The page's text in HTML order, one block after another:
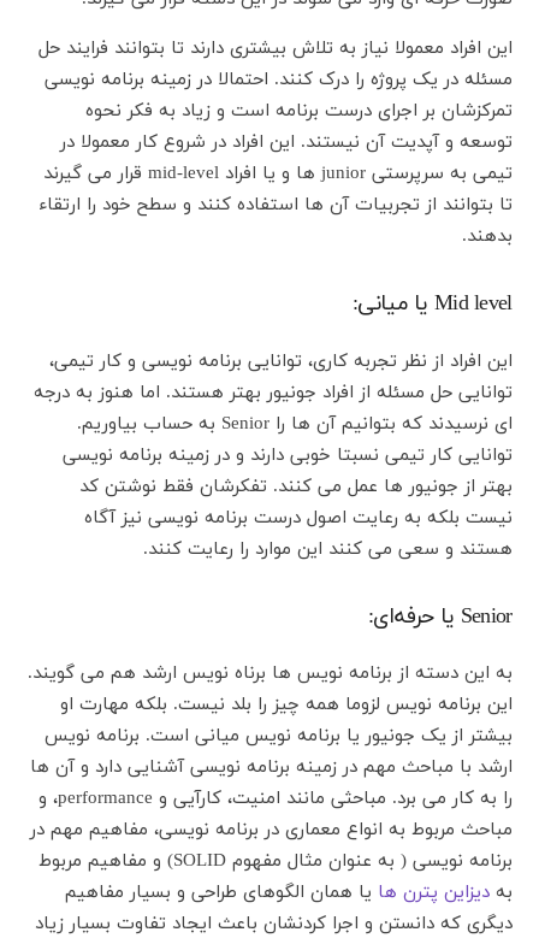
این افراد معمولا نیاز به تلاش بیشتری دارند تا بتوانند فرایند حل
مسئله در یک پروژه را درک کنند. احتمالا در زمینه برنامه نویسی
تمرکزشان بر اجرای درست برنامه است و زیاد به فکر نحوه
توسعه و آپدیت آن نیستند. این افراد در شروع کار معمولا در
تیمی به سرپرستی junior ها و یا افراد mid-level قرار می گیرند
تا بتوانند از تجربیات آن ها استفاده کنند و سطح خود را ارتقاء
بدهند.
Mid level یا میانی:
این افراد از نظر تجربه کاری، توانایی برنامه نویسی و کار تیمی،
توانایی حل مسئله از افراد جونیور بهتر هستند. اما هنوز به درجه
ای نرسیدند که بتوانیم آن ها را Senior به حساب بیاوریم.
توانایی کار تیمی نسبتا خوبی دارند و در زمینه برنامه نویسی
بهتر از جونیور ها عمل می کنند. تفکرشان فقط نوشتن کد
نیست بلکه به رعایت اصول درست برنامه نویسی نیز آگاه
هستند و سعی می کنند این موارد را رعایت کنند.
Senior یا حرفه‌ای:
به این دسته از برنامه نویس ها برناه نویس ارشد هم می گویند.
این برنامه نویس لزوما همه چیز را بلد نیست. بلکه مهارت او
بیشتر از یک جونیور یا برنامه نویس میانی است. برنامه نویس
ارشد با مباحث مهم در زمینه برنامه نویسی آشنایی دارد و آن ها
را به کار می برد. مباحثی مانند امنیت، کارآیی و performance، و
مباحث مربوط به انواع معماری در برنامه نویسی، مفاهیم مهم در
برنامه نویسی ( به عنوان مثال مفهوم SOLID) و مفاهیم مربوط
بهدیزاین پترن ها یا همان الگوهای طراحی و بسیار مفاهیم
دیگری که دانستن و اجرا کردنشان باعث ایجاد تفاوت بسیار زیاد